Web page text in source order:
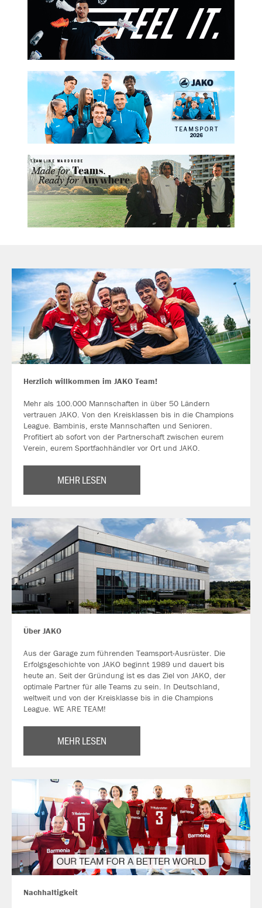
Herzlich willkommen im JAKO Team!
Mehr als 100.000 Mannschaften in über 50 Ländern
vertrauen JAKO. Von den Kreisklassen bis in die Champions
League. Bambinis, erste Mannschaften und Senioren.
Profitiert ab sofort von der Partnerschaft zwischen eurem
Verein, eurem Sportfachhändler vor Ort und JAKO.
MEHR LESEN
Über JAKO
Aus der Garage zum führenden Teamsport-Ausrüster. Die
Erfolgsgeschichte von JAKO beginnt 1989 und dauert bis
heute an. Seit der Gründung ist es das Ziel von JAKO, der
optimale Partner für alle Teams zu sein. In Deutschland,
weltweit und von der Kreisklasse bis in die Champions
League. WE ARE TEAM!
MEHR LESEN
Nachhaltigkeit